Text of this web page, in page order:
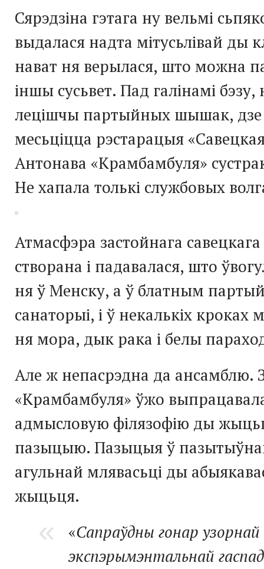
Сярэдзіна гэтага ну вельмі
выдалася надта мітусьлівай ды
нават ня верылася, што можна
іншы сусьвет. Пад галінамі
лецішчы партыйных шышак, дзе
месьціцца рэстарацыя
Антонава «Крамбамбуля»
Не хапала толькі службовых
Атмасфэра застойнага
створана і падавалася, што
ня ў Менску, а ў блатным
санаторыі, і ў некалькіх кроках
ня мора, дык рака і белы
Але ж непасрэдна да ансамблю.
«Крамбамбуля» ўжо
адмысловую філязофію ды
пазыцыю. Пазыцыя ў
агульнай млявасьці ды
жыцьця.
«Сапраўдны гонар узорнай
экспэрымэнтальнай